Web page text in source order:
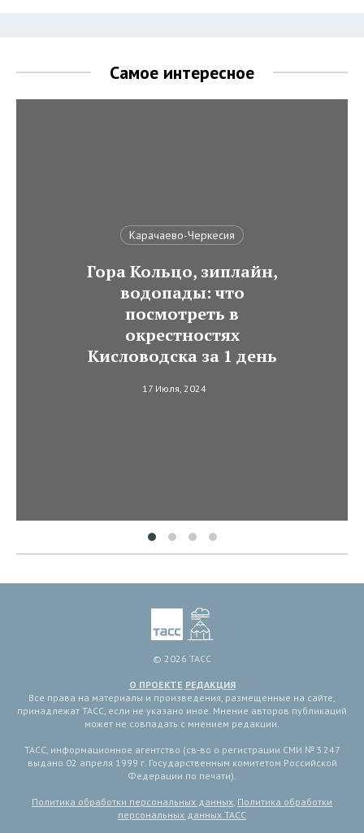
Самое интересное
Карачаево-Черкесия
Гора Кольцо, зиплайн,
водопады: что
посмотреть в
окрестностях
Кисловодска за 1 день
17 Июля, 2024
© 2026 ТАСС
О ПРОЕКТЕ РЕДАКЦИЯ
Все права на материалы и произведения, размещенные на сайте,
принадлежат ТАСС, если не указано иное. Мнение авторов публикаций
может не совпадать с мнением редакции.
ТАСС, информационное агентство (св-во о регистрации СМИ № 3 247
выдано 02 апреля 1999 г. Государственным комитетом Российской
Федерации по печати).
Политика обработки персональных данных, Политика обработки
персональных данных ТАСС